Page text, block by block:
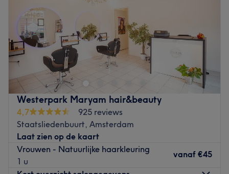
Westerpark Maryam hair&beauty
4,7
925 reviews
Staatsliedenbuurt, Amsterdam
Laat zien op de kaart
Vrouwen - Natuurlijke haarkleuring
1 u
vanaf €45